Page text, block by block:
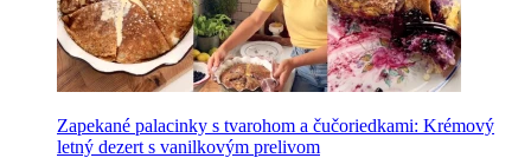
Zapekané palacinky s tvarohom a čučoriedkami: Krémový
letný dezert s vanilkovým prelivom